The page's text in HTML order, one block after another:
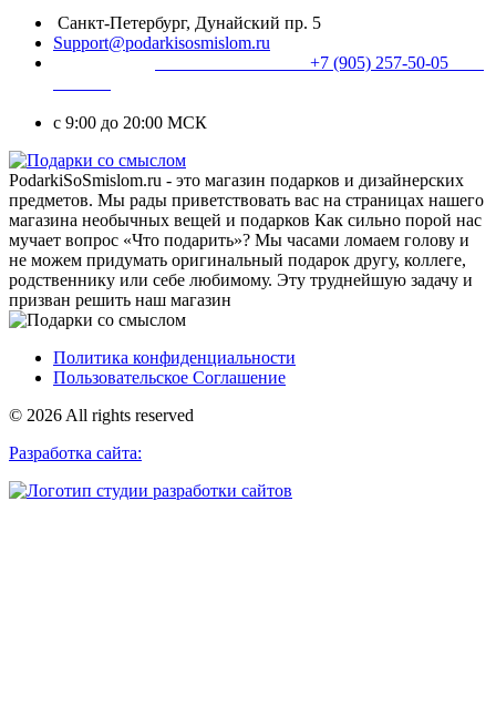
Санкт-Петербург, Дунайский пр. 5
Support@podarkisosmislom.ru
+7 (905) 257-50-05
с 9:00 до 20:00 МСК
PodarkiSoSmislom.ru - это магазин подарков и дизайнерских
предметов. Мы рады приветствовать вас на страницах нашего
магазина необычных вещей и подарков Как сильно порой нас
мучает вопрос «Что подарить»? Мы часами ломаем голову и
не можем придумать оригинальный подарок другу, коллеге,
родственнику или себе любимому. Эту труднейшую задачу и
призван решить наш магазин
Политика конфиденциальности
Пользовательское Соглашение
© 2026 All rights reserved
Разработка сайта: